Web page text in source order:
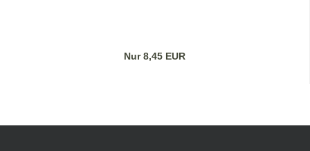
Nur 8,45 EUR